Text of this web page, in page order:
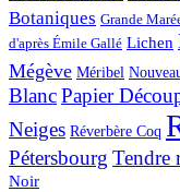
Botaniques Grande
d'après Émile Gallé Lichen
Mégève Méribel
BlancPapier
Neiges Réverbère Coq
Pétersbourg Tendre
Noir